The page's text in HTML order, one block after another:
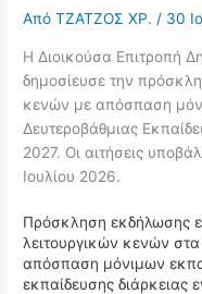
ΑπόΤΖΑΤΖΟΣ ΧΡ./ 30
Η Διοικούσα Επιτροπή
δημοσίευσε την
κενών με απόσπαση
Δευτεροβάθμιας
2027. Οι αιτήσεις
Ιουλίου 2026.
Πρόσκληση εκδήλωσης
λειτουργικών κενών
απόσπαση μόνιμων
εκπαίδευσης διάρκειας